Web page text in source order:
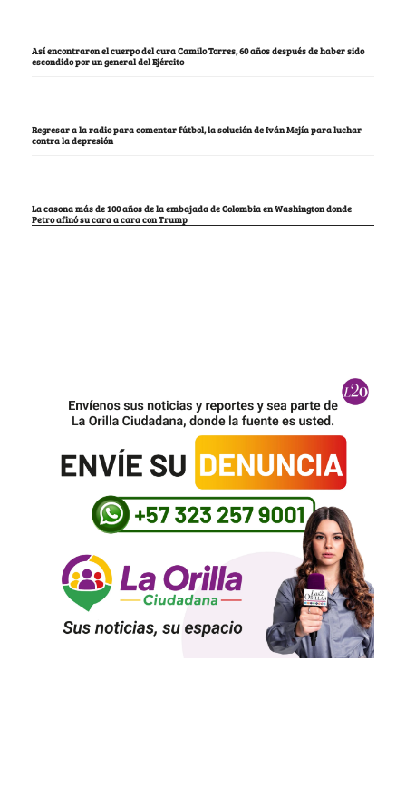
Así encontraron el cuerpo del cura Camilo Torres, 60 años después de haber sido
escondido por un general del Ejército
Regresar a la radio para comentar fútbol, la solución de Iván Mejía para luchar
contra la depresión
La casona más de 100 años de la embajada de Colombia en Washington donde
Petro afinó su cara a cara con Trump